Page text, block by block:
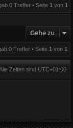
0 Treffer • Seite 1 von 1
Gehe zu
0 Treffer • Seite 1 von 1
Zeiten sind UTC+01:00